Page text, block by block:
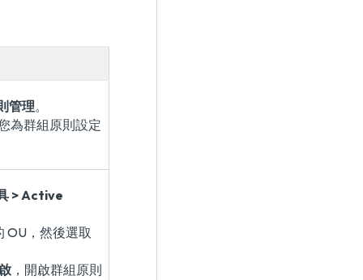
管理。
為群組原則設定
> Active
OU，然後選取
，開啟群組原則